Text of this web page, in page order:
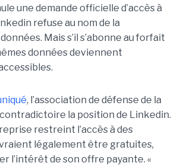
une demande officielle d’accès à
refuse au nom de la
Mais s’il s’abonne au forfait
données deviennent
, l’association de défense de la
la position de Linkedin.
restreint l’accès à des
légalement être gratuites,
l’intérêt de son offre payante. «